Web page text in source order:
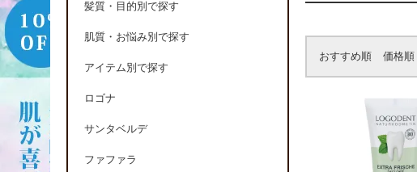
おすすめ順 価格順
髪質・目的別で探す
肌質・お悩み別で探す
アイテム別で探す
ロゴナ
サンタベルデ
ファファラ